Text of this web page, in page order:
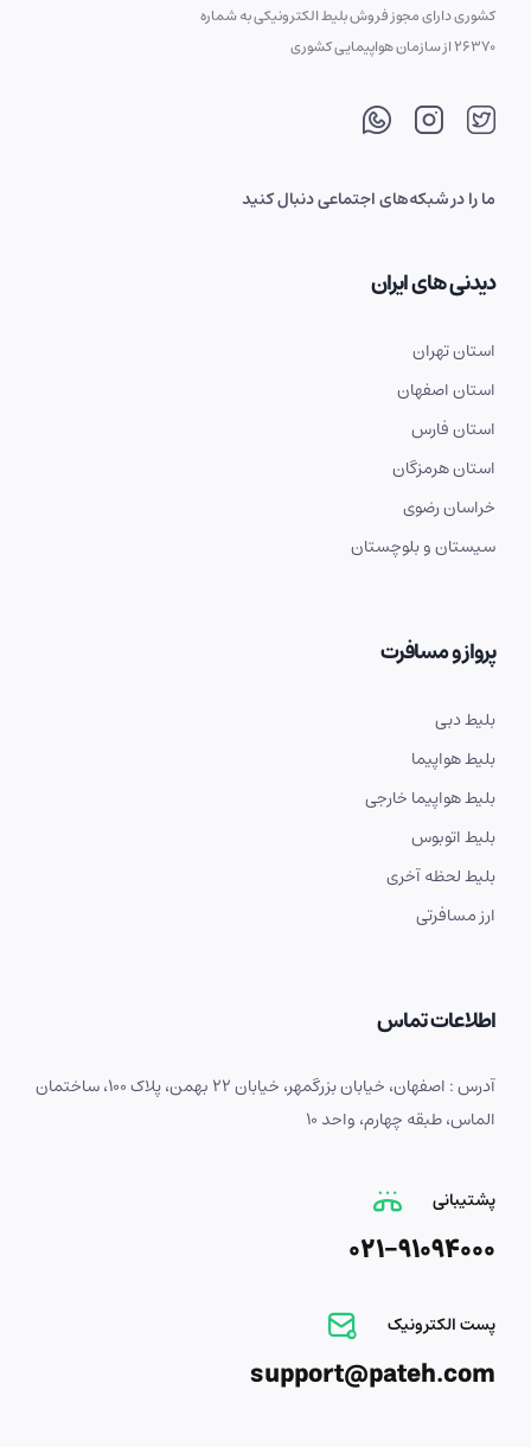
کشوری دارای مجوز فروش بلیط الکترونیکی به شماره
26370 از سازمان هواپیمایی کشوری
ما را در شبکه‌های اجتماعی دنبال کنید
دیدنی های ایران
استان تهران
استان اصفهان
استان فارس
استان هرمزگان
خراسان رضوی
سیستان و بلوچستان
پرواز و مسافرت
بلیط دبی
بلیط هواپیما
بلیط هواپیما خارجی
بلیط اتوبوس
بلیط لحظه آخری
ارز مسافرتی
اطلاعات تماس
آدرس : اصفهان، خیابان بزرگمهر، خیابان 22 بهمن، پلاک 100، ساختمان
الماس، طبقه چهارم، واحد 10
پشتیبانی
021-91094000
پست الکترونیک
support@pateh.com